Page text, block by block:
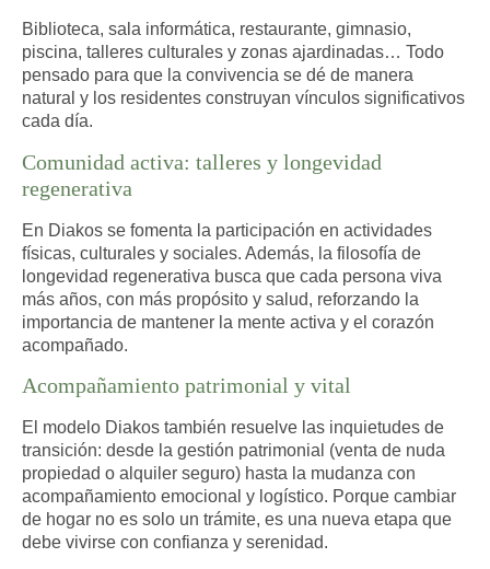
Biblioteca, sala informática, restaurante, gimnasio,
piscina, talleres culturales y zonas ajardinadas… Todo
pensado para que la convivencia se dé de manera
natural y los residentes construyan vínculos significativos
cada día.
Comunidad activa: talleres y longevidad
regenerativa
En Diakos se fomenta la participación en actividades
físicas, culturales y sociales. Además, la filosofía de
longevidad regenerativa busca que cada persona viva
más años, con más propósito y salud, reforzando la
importancia de mantener la mente activa y el corazón
acompañado.
Acompañamiento patrimonial y vital
El modelo Diakos también resuelve las inquietudes de
transición: desde la gestión patrimonial (venta de nuda
propiedad o alquiler seguro) hasta la mudanza con
acompañamiento emocional y logístico. Porque cambiar
de hogar no es solo un trámite, es una nueva etapa que
debe vivirse con confianza y serenidad.